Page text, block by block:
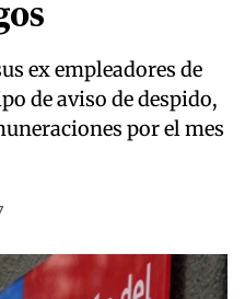
ex empleadores de
de aviso de despido,
por el mes